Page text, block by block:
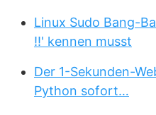
Linux Sudo Bang-
!!' kennen musst
Der 1-Sekunden-
Python sofort…